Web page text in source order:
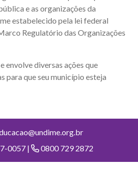
e as organizações da
estabelecido pela lei federal
Regulatório das Organizações
envolve diversas ações que
para que seu município esteja
0057 |
0800 729 2872